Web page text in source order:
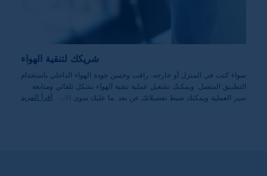
شريكك لتنقية الهواء
سواء كنت في المنزل أو خارجه، راقب وحسن جودة الهواء الداخلي باستخدام
التطبيق المتصل. ويمكنك تشغيل عملية تنقية الهواء بشكل تلقائي ومتابعة
سير العملية ويمكنك ضبط تفضيلاتك عن بعد. ما عليك سوى الاسترخاءأقرأ المزيد